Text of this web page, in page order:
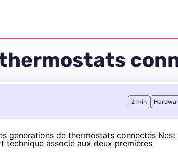
2 min
générations de thermostats connectés Nest
technique associé aux deux premières